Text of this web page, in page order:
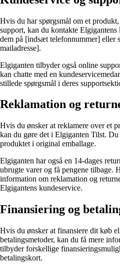
Hvis du har spørgsmål om et
support, kan du kontakte
dem på [indsæt telefonnummer] eller
mailadresse].
Elgiganten tilbyder også online
kan chatte med en
stillede spørgsmål i deres
Reklamation og
Hvis du ønsker at reklamere over et
kan du gøre det i Elgiganten Tilst.
produktet i original emballage.
Elgiganten har også en 14-dages
ubrugte varer og få pengene tilbage.
information om reklamation og
Elgigantens kundeservice.
Finansiering og
Hvis du ønsker at finansiere dit køb
betalingsmetoder, kan du få mere
tilbyder forskellige
betalingskort.